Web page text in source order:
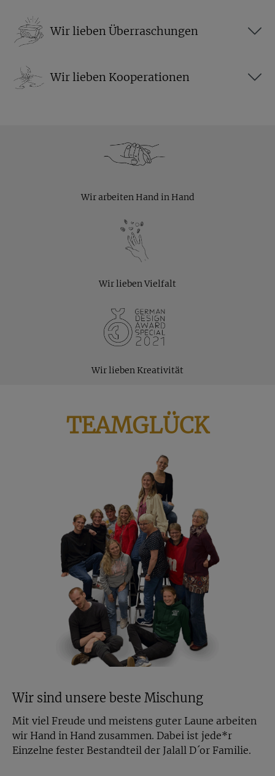
Wir lieben Überraschungen
Wir lieben Kooperationen
Wir arbeiten Hand in Hand
Wir lieben Vielfalt
Wir lieben Kreativität
TEAMGLÜCK
Wir sind unsere beste Mischung
Mit viel Freude und meistens guter Laune arbeiten
wir Hand in Hand zusammen. Dabei ist jede*r
Einzelne fester Bestandteil der Jalall D´or Familie.